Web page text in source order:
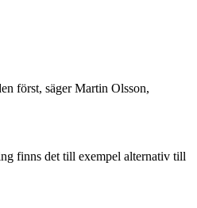
först, säger Martin Olsson,
finns det till exempel alternativ till